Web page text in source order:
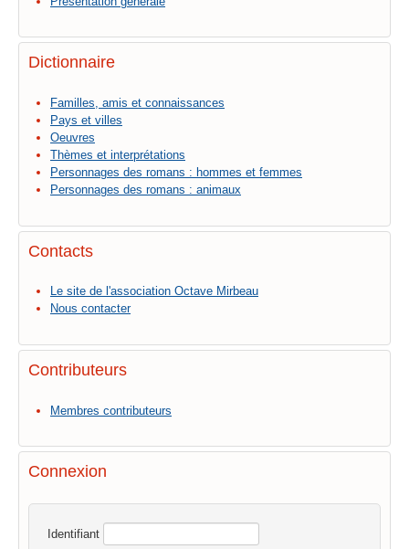
Dictionnaire
Familles, amis et connaissances
Pays et villes
Oeuvres
Thèmes et interprétations
Personnages des romans : hommes et femmes
Personnages des romans : animaux
Contacts
Le site de l'association Octave Mirbeau
Nous contacter
Contributeurs
Membres contributeurs
Connexion
Identifiant